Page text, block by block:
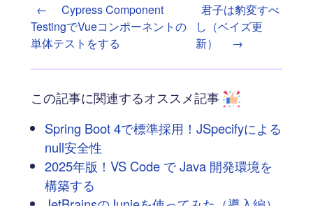
←
Cypress Component
TestingでVueコンポーネントの
単体テストをする
君子は豹変すべ
し（ベイズ更
新）
→
この記事に関連するオススメ記事
Spring Boot 4で標準採用！JSpecifyによる
null安全性
2025年版！VS Code で Java 開発環境を
構築する
JetBrainsのJunieを使ってみた（導入編）